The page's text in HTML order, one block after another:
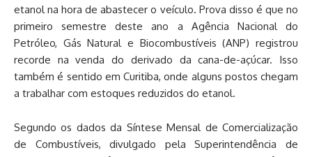
etanol na hora de abastecer o veículo. Prova disso é que no
primeiro semestre deste ano a Agência Nacional do
Petróleo, Gás Natural e Biocombustíveis (ANP) registrou
recorde na venda do derivado da cana-de-açúcar. Isso
também é sentido em Curitiba, onde alguns postos chegam
a trabalhar com estoques reduzidos do etanol.
Segundo os dados da Síntese Mensal de Comercialização
de Combustíveis, divulgado pela Superintendência de